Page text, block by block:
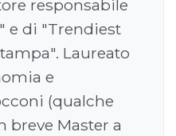
responsabile
e di "Trendiest
Laureato
e
(qualche
breve Master a